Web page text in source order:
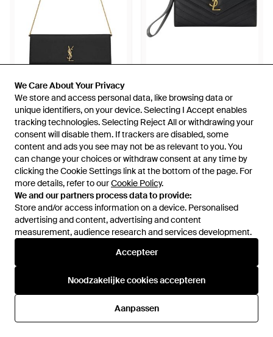
We Care About Your Privacy
We store and access personal data, like browsing data or
unique identifiers, on your device. Selecting I Accept enables
tracking technologies. Selecting Reject All or withdrawing your
consent will disable them. If trackers are disabled, some
content and ads you see may not be as relevant to you. You
can change your choices or withdraw consent at any time by
clicking the Cookie Settings link at the bottom of the page. For
more details, refer to ourCookie Policy.
We and our partners process data to provide:
Store and/or access information on a device. Personalised
advertising and content, advertising and content
measurement, audience research and services development.
Accepteer
Noodzakelijke cookies accepteren
Aanpassen
We Care About Your Privacy
We store and access personal data, like browsing data or
unique identifiers, on your device. Selecting I Accept enables
tracking technologies. Selecting Reject All or withdrawing your
consent will disable them. If trackers are disabled, some
content and ads you see may not be as relevant to you. You
can change your choices or withdraw consent at any time by
clicking the Cookie Settings link at the bottom of the page. For
more details, refer to ourCookie Policy.
We and our partners process data to provide:
Store and/or access information on a device. Personalised
advertising and content, advertising and content
measurement, audience research and services development.
Accepteer
Noodzakelijke cookies accepteren
Aanpassen
€ 1.736
Saint Laurent
Tassen ,Zwart ,Katoen Kate
Clutch - Zwart
Van Miinto
Saint Laurent
Tassen ,Zwart ,Leer Cassandre
Matelassé Pouch - Zwart
VanMiinto